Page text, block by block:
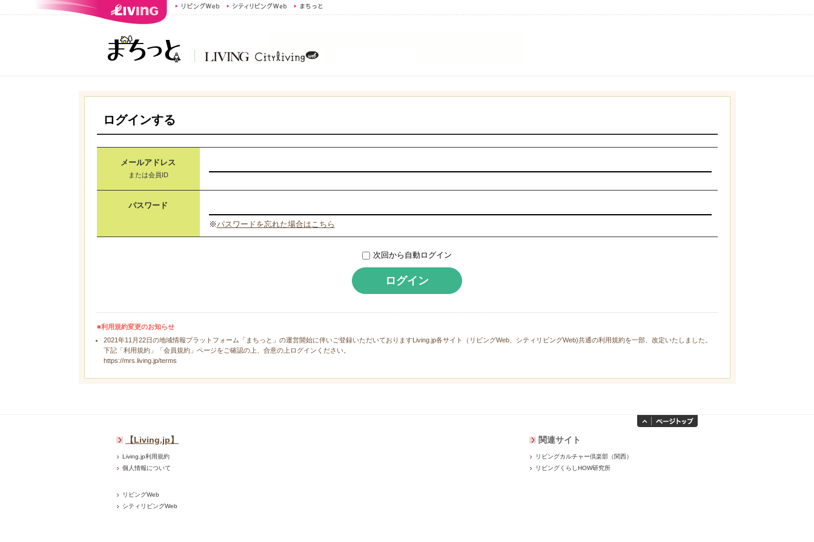
ログインする
メールアドレス
または会員ID
パスワード
※パスワードを忘れた場合はこちら
次回から自動ログイン
ログイン
■利用規約変更のお知らせ
2021年11月22日の地域情報プラットフォーム「まちっと」の運営開始に伴いご登録いただいておりますLiving.jp各サイト（リビングWeb、シティリビングWeb)共通の利用規約を一部、改定いたしました。
下記「利用規約」「会員規約」ページをご確認の上、合意の上ログインください。
https://mrs.living.jp/terms
【Living.jp】
Living.jp利用規約
個人情報について
リビングWeb
シティリビングWeb
関連サイト
リビングカルチャー倶楽部（関西）
リビングくらしHOW研究所